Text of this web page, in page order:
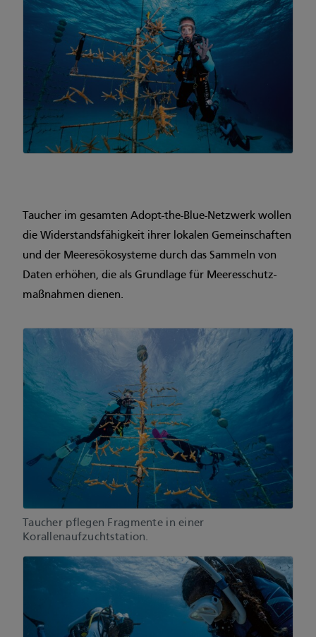
Taucher im gesamten Adopt-the-Blue-Netzwerk wollen
die Widerstandsfähigkeit ihrer lokalen Gemeinschaften
und der Meeresökosysteme durch das Sammeln von
Daten erhöhen, die als Grundlage für Meeresschutz-
maßnahmen dienen.
Taucher pflegen Fragmente in einer
Korallenaufzuchtstation.